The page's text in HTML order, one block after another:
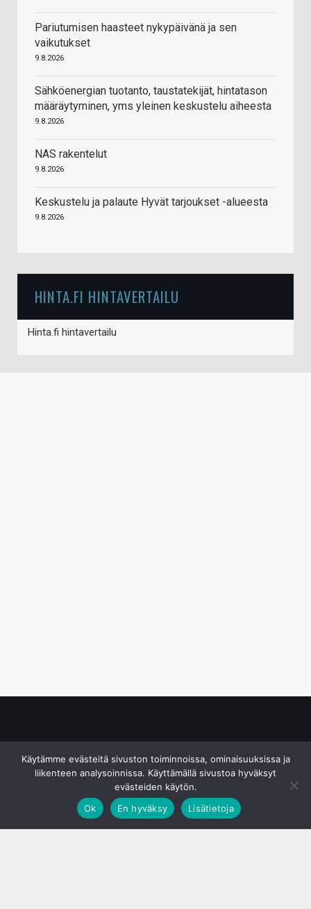
Pariutumisen haasteet nykypäivänä ja sen
vaikutukset
9.8.2026
Sähköenergian tuotanto, taustatekijät, hintatason
määräytyminen, yms yleinen keskustelu aiheesta
9.8.2026
NAS rakentelut
9.8.2026
Keskustelu ja palaute Hyvät tarjoukset -alueesta
9.8.2026
HINTA.FI HINTAVERTAILU
Hinta.fi hintavertailu
Käytämme evästeitä sivuston toiminnoissa, ominaisuuksissa ja
liikenteen analysoinnissa. Käyttämällä sivustoa hyväksyt
evästeiden käytön.
Ok
En hyväksy Lisätietoja